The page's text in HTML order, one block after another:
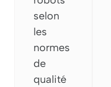
selon
les
normes
de
qualité